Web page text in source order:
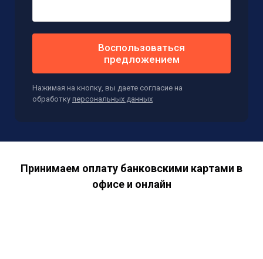
Воспользоваться
предложением
Нажимая на кнопку, вы даете согласие на
обработку персональных данных
Принимаем оплату банковскими картами в
офисе и онлайн